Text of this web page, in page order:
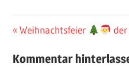
Beitragsnavigation
Vorheriger
Weihnachtsfeier der
Kommentar